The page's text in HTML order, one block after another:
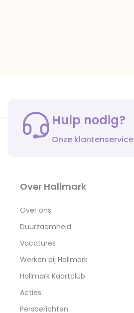
Hulp nodig?
Onze klantenservice
Over Hallmark
Over ons
Duurzaamheid
Vacatures
Werken bij Hallmark
Hallmark Kaartclub
Acties
Persberichten